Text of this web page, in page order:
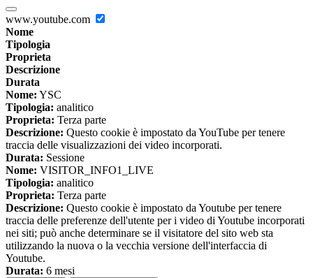
www.youtube.com
Nome
Tipologia
Proprieta
Descrizione
Durata
Nome: YSC
Tipologia: analitico
Proprieta: Terza parte
Descrizione: Questo cookie è impostato da YouTube per tenere
traccia delle visualizzazioni dei video incorporati.
Durata: Sessione
Nome: VISITOR_INFO1_LIVE
Tipologia: analitico
Proprieta: Terza parte
Descrizione: Questo cookie è impostato da Youtube per tenere
traccia delle preferenze dell'utente per i video di Youtube incorporati
nei siti; può anche determinare se il visitatore del sito web sta
utilizzando la nuova o la vecchia versione dell'interfaccia di
Youtube.
Durata: 6 mesi